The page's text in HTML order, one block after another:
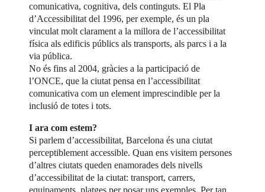
comunicativa, cognitiva, dels continguts. El Pla
d’Accessibilitat del 1996, per exemple, és un pla
vinculat molt clarament a la millora de l’accessibilitat
física als edificis públics als transports, als parcs i a la
via pública.
No és fins al 2004, gràcies a la participació de
l’ONCE, que la ciutat pensa en l’accessibilitat
comunicativa com un element imprescindible per la
inclusió de totes i tots.
I ara com estem?
Si parlem d’accessibilitat, Barcelona és una ciutat
perceptiblement accessible. Quan ens visitem persones
d’altres ciutats queden enamorades dels nivells
d’accessibilitat de la ciutat: transport, carrers,
equipaments, platges per posar uns exemples. Per tan